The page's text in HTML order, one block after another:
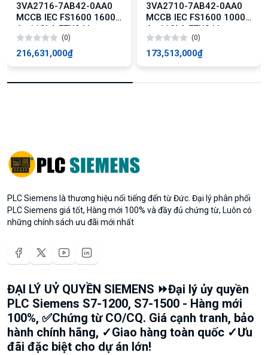
3VA2716-7AB42-0AA0
MCCB IEC FS1600 1600A
4p 110kA ETU3 LI
(0)
216,631,000₫
3VA2710-7AB42-0AA0
MCCB IEC FS1600 1000A
4p 110kA ETU3 LI
(0)
173,513,000₫
PLC Siemens là thương hiệu nổi tiếng đến từ Đức. Đại lý phân phối
PLC Siemens giá tốt, Hàng mới 100% và đầy đủ chứng từ, Luôn có
những chính sách ưu đãi mới nhất
ĐẠI LÝ UỶ QUYỀN SIEMENS ⏩Đại lý ủy quyền
PLC Siemens S7-1200, S7-1500 - Hàng mới
100%, ✅Chứng từ CO/CQ. Giá cạnh tranh, bảo
hành chính hãng, ✓Giao hàng toàn quốc ✓Ưu
đãi đặc biệt cho dự án lớn!